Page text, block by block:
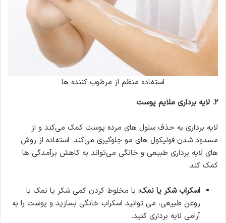
استفاده منظم از مرطوب کننده ها
۲. لایه برداری ملایم پوست
لایه برداری به حذف سلول های مرده پوست کمک می‌کند و از
مسدود شدن فولیکول های مو جلوگیری می‌کند. استفاده از روش
های لایه برداری طبیعی و خانگی می‌تواند به کاهش برآمدگی ها
کمک کند.
اسکراب شکر یا نمک: با مخلوط کردن کمی شکر یا نمک با
روغن طبیعی، می توانید اسکراب خانگی بسازید و پوست را به
آرامی لایه برداری کنید.